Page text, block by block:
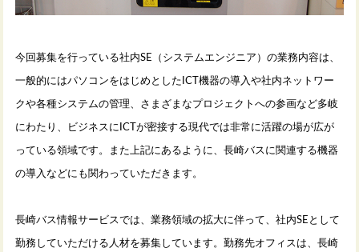
今回募集を行っている社内SE （システムエンジニア）の業務内容は、
一般的にはパソコンをはじめとした ICT機器の導入や社内ネットワー
クや各種システムの管理、さまざまなプロジェクトへの参画など多岐
にわたり、ビジネスに ICTが密接する現代では非常に活躍の場が広が
っている領域です。また上記にあるように、長崎バスに関連する機器
の導入などにも関わっていただきます。
長崎バス情報サービスでは、業務領域の拡大に伴って、社内SE として
勤務していただける人材を募集しています。勤務先オフィスは、長崎